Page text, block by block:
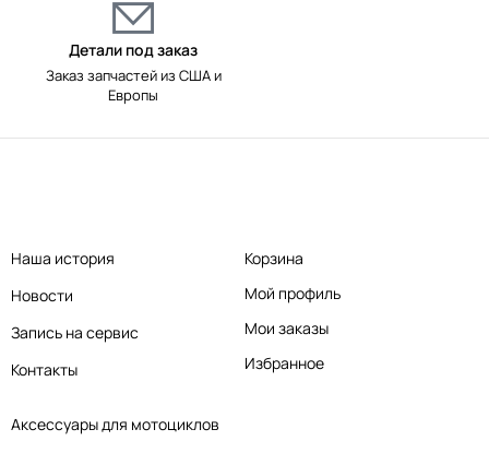
Детали под заказ
Заказ запчастей из США и
Европы
Аксессуары для мотоциклов
Наша история
Новости
Запись на сервис
Контакты
Корзина
Мой профиль
Мои заказы
Избранное